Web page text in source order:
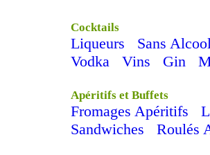
Cocktails
Liqueurs Sans Alcool
Vodka
Vins Gin
Apéritifs et Buffets
Fromages Apéritifs
Sandwiches
Roulés